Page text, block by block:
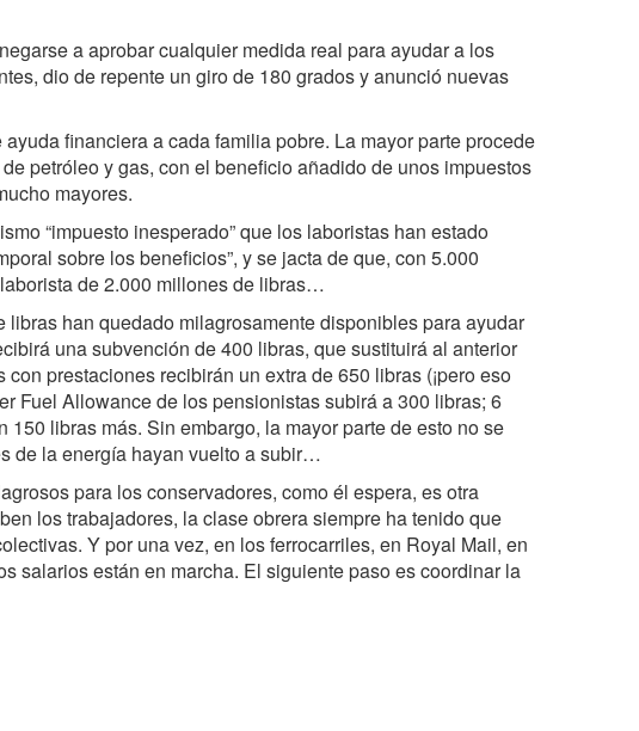
a aprobar cualquier medida real para ayudar a los
dio de repente un giro de 180 grados y anunció nuevas
financiera a cada familia pobre. La mayor parte procede
petróleo y gas, con el beneficio añadido de unos impuestos
mayores.
“impuesto inesperado” que los laboristas han estado
sobre los beneficios”, y se jacta de que, con 5.000
de 2.000 millones de libras…
han quedado milagrosamente disponibles para ayudar
una subvención de 400 libras, que sustituirá al anterior
prestaciones recibirán un extra de 650 libras (¡pero eso
Fuel Allowance de los pensionistas subirá a 300 libras; 6
libras más. Sin embargo, la mayor parte de esto no se
de la energía hayan vuelto a subir…
para los conservadores, como él espera, es otra
los trabajadores, la clase obrera siempre ha tenido que
Y por una vez, en los ferrocarriles, en Royal Mail, en
salarios están en marcha. El siguiente paso es coordinar la